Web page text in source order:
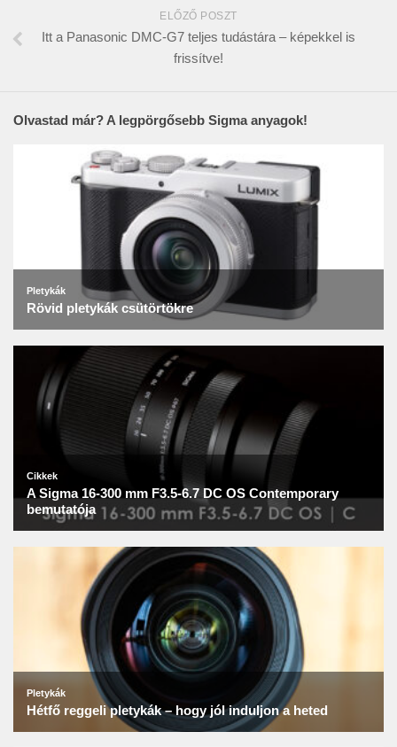
ELŐZŐ POSZT
Itt a Panasonic DMC-G7 teljes tudástára – képekkel is
frissítve!
Olvastad már? A legpörgősebb Sigma anyagok!